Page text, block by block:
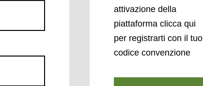
attivazione della
piattaforma clicca qui
per registrarti con il tuo
codice convenzione